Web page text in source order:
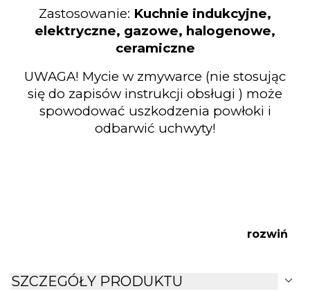
Zastosowanie: Kuchnie indukcyjne,
elektryczne, gazowe, halogenowe,
ceramiczne
UWAGA! Mycie w zmywarce (nie stosując
się do zapisów instrukcji obsługi ) może
spowodować uszkodzenia powłoki i
odbarwić uchwyty!
rozwiń
SZCZEGÓŁY PRODUKTU expand_more